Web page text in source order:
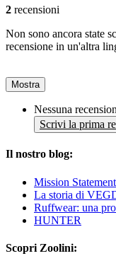
2 recensioni
Non sono ancora state
recensione in un'altra
Mostra
Nessuna
Scrivi la prima
Il nostro blog:
Mission
La storia di
Ruffwear: una
HUNTER
Scopri Zoolini: